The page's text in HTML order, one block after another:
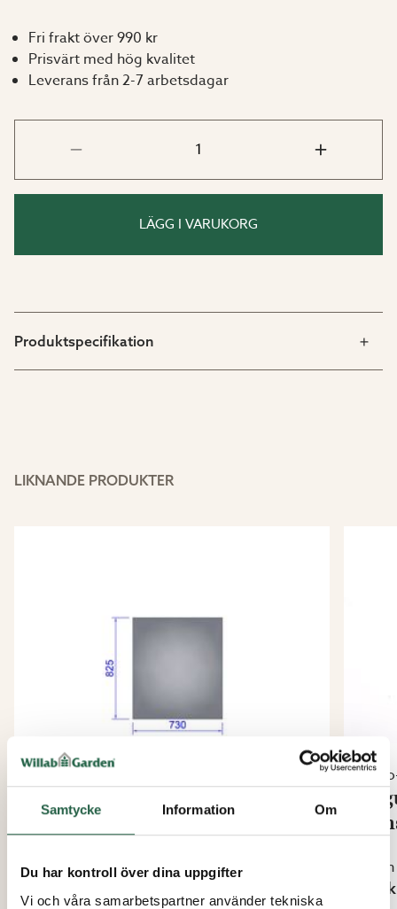
Samtycke Information Om
Du har kontroll över dina uppgifter
Vi och våra samarbetspartner använder tekniska
Fri frakt över 990 kr
Prisvärt med hög kvalitet
Leverans från 2-7 arbetsdagar
LÄGG I VARUKORG
Produktspecifikation
LIKNANDE PRODUKTER
Euro-Serre
Från
595 kr Från
56